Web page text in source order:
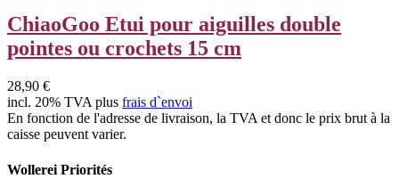
ChiaoGoo Etui pour aiguilles double
pointes ou crochets 15 cm
28,90 €
incl. 20% TVA plus frais d`envoi
En fonction de l'adresse de livraison, la TVA et donc le prix brut à la
caisse peuvent varier.
Wollerei Priorités